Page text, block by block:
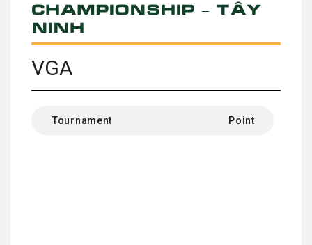
Championship – Tây
Ninh
VGA
Tournament Point